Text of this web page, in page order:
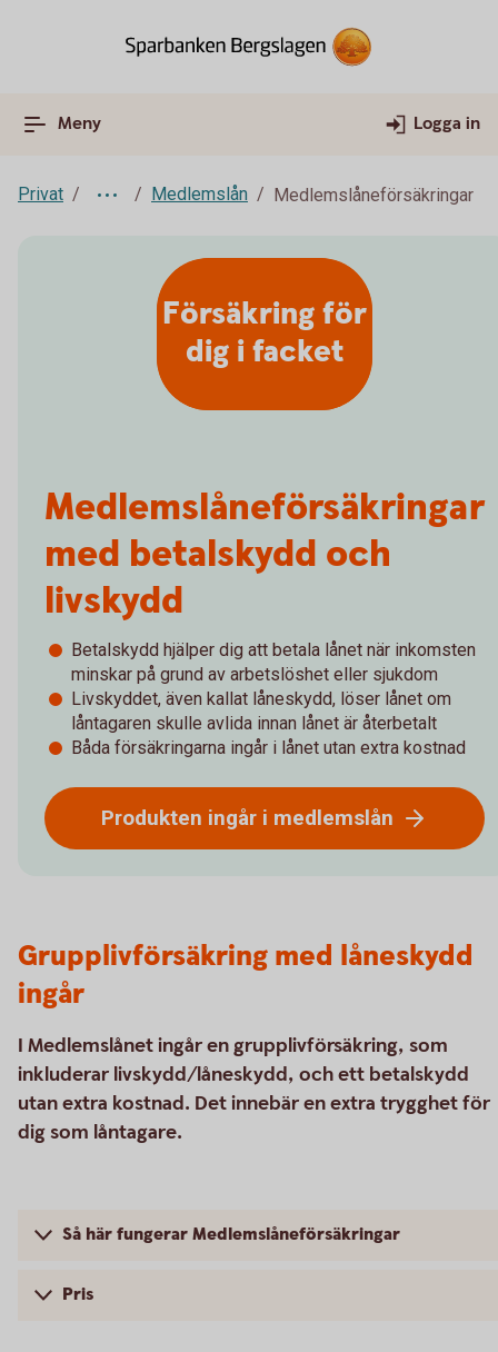
Meny Logga in
Privat Medlemslån Medlemslåneförsäkringar
Medlemslåneförsäkringar
med betalskydd och
livskydd
Betalskydd hjälper dig att betala lånet när inkomsten
minskar på grund av arbetslöshet eller sjukdom
Livskyddet, även kallat låneskydd, löser lånet om
låntagaren skulle avlida innan lånet är återbetalt
Båda försäkringarna ingår i lånet utan extra kostnad
Produkten ingår i medlemslån
Försäkring för
dig i facket
Grupplivförsäkring med låneskydd
ingår
I Medlemslånet ingår en grupplivförsäkring, som
inkluderar livskydd/låneskydd, och ett betalskydd
utan extra kostnad. Det innebär en extra trygghet för
dig som låntagare.
Så här fungerar Medlemslåneförsäkringar
Pris